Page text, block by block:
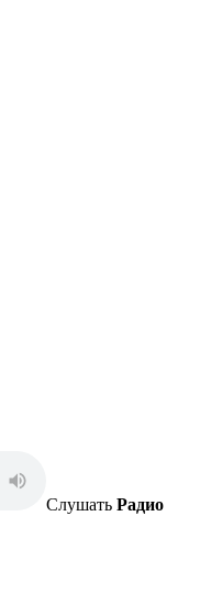
Слушать Радио